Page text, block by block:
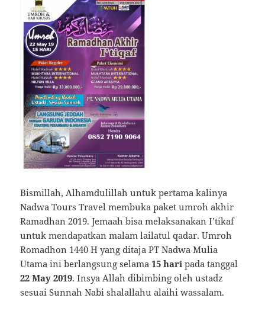
Bismillah, Alhamdulillah untuk pertama kalinya
Nadwa Tours Travel membuka paket umroh akhir
Ramadhan 2019. Jemaah bisa melaksanakan I’tikaf
untuk mendapatkan malam lailatul qadar. Umroh
Romadhon 1440 H yang ditaja PT Nadwa Mulia
Utama ini berlangsung selama15 hari pada tanggal
22 May 2019. Insya Allah dibimbing oleh ustadz
sesuai Sunnah Nabi shalallahu alaihi wassalam.